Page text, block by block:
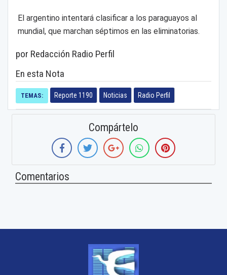
El argentino intentará clasificar a los paraguayos al
mundial, que marchan séptimos en las eliminatorias.
por Redacción Radio Perfil
En esta Nota
TEMAS: Reporte 1190 Noticias Radio Perfil
Compártelo
Comentarios